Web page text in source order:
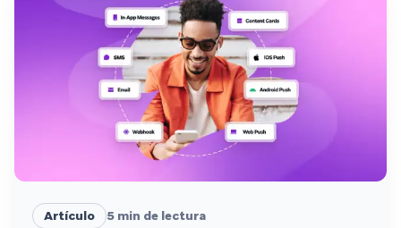
Artículo 5 min de lectura